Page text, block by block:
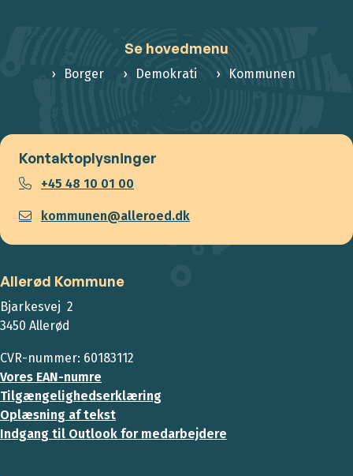
Se hovedmenu
Borger Demokrati Kommunen
Kontaktoplysninger
+45 48 10 01 00
kommunen@alleroed.dk
Allerød Kommune
Bjarkesvej 2
3450 Allerød
CVR-nummer: 60183112
Vores EAN-numre
Tilgængelighedserklæring
Oplæsning af tekst
Indgang til Outlook for medarbejdere